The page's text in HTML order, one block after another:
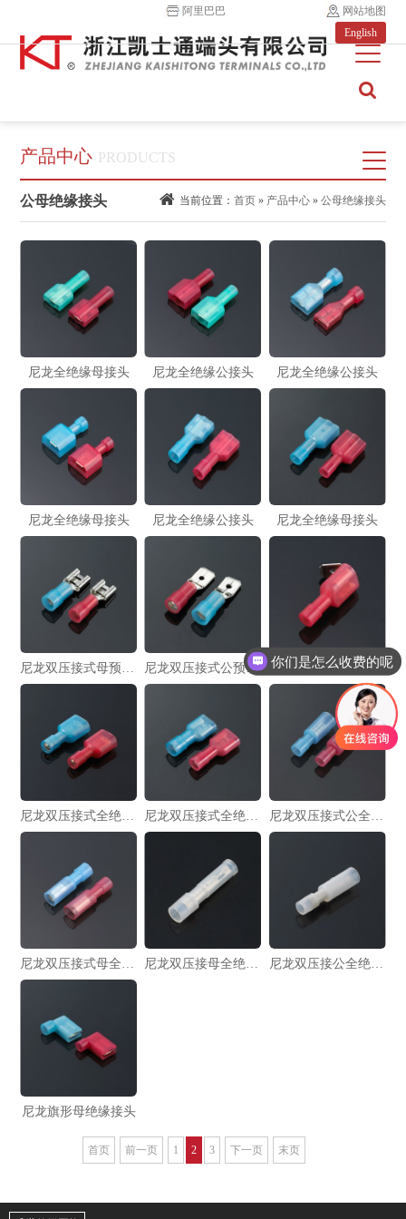
网站地图
阿里巴巴
English
产品中心 PRODUCTS
公母绝缘接头 当前位置： 首页 » 产品中心 » 公母绝缘接头
尼龙全绝缘母接头 尼龙全绝缘公接头 尼龙全绝缘公接头
尼龙全绝缘母接头 尼龙全绝缘公接头 尼龙全绝缘母接头
尼龙双压接式母预绝缘接头 尼龙双压接式公预绝缘接头 尼龙肩背形公母全绝缘接头
尼龙双压接式全绝缘公接头 尼龙双压接式全绝缘母接头 尼龙双压接式公全绝缘接头
尼龙双压接式母全绝缘接头 尼龙双压接母全绝缘接头 尼龙双压接公全绝缘接头
尼龙旗形母绝缘接头
首页 前一页 1 2 3 下一页 末页
你们是怎么收费的呢